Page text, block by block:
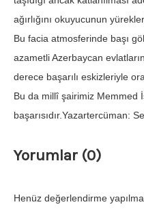
ağırlığını okuyucunun
Bu facia atmosferinde başı
azametli Azerbaycan
derece başarılı eskizleriyle
Bu da millî şairimiz Memmed
başarısıdır.Yazartercüman:
Yorumlar (0)
Henüz değerlendirme